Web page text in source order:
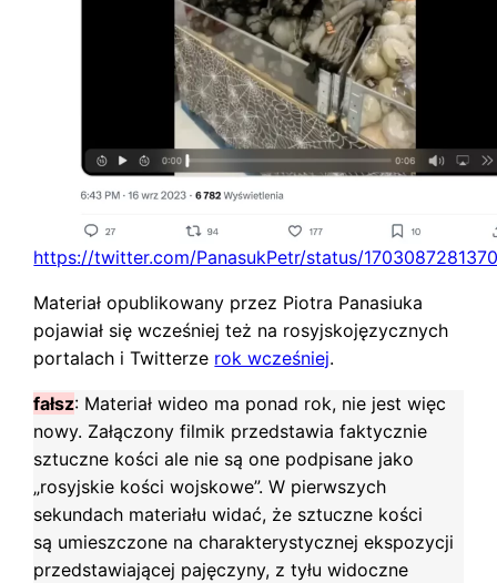
https://twitter.com/PanasukPetr/status/
Materiał opublikowany przez Piotra Panasiuka
pojawiał się wcześniej też na rosyjskojęzycznych
portalach i Twitterze rok wcześniej.
fałsz: Materiał wideo ma ponad rok, nie jest więc
nowy. Załączony filmik przedstawia faktycznie
sztuczne kości ale nie są one podpisane jako
„rosyjskie kości wojskowe”. W pierwszych
sekundach materiału widać, że sztuczne kości
są umieszczone na charakterystycznej ekspozycji
przedstawiającej pajęczyny, z tyłu widoczne